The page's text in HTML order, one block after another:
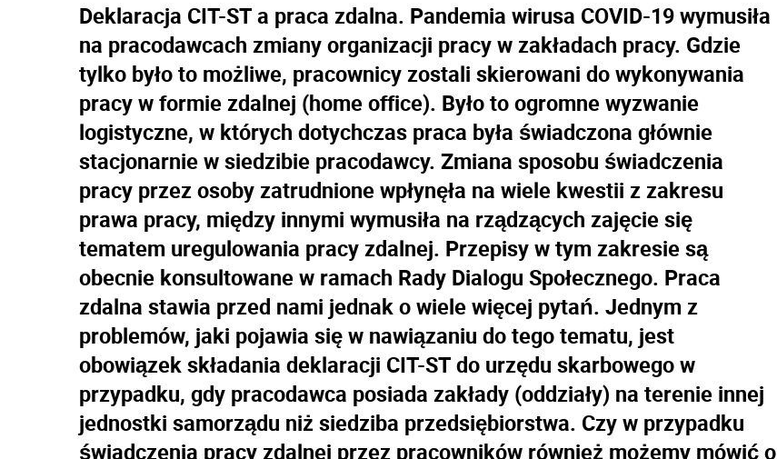
Deklaracja CIT-ST a praca zdalna. Pandemia wirusa COVID-19 wymusiła
na pracodawcach zmiany organizacji pracy w zakładach pracy. Gdzie
tylko było to możliwe, pracownicy zostali skierowani do wykonywania
pracy w formie zdalnej (home office). Było to ogromne wyzwanie
logistyczne, w których dotychczas praca była świadczona głównie
stacjonarnie w siedzibie pracodawcy. Zmiana sposobu świadczenia
pracy przez osoby zatrudnione wpłynęła na wiele kwestii z zakresu
prawa pracy, między innymi wymusiła na rządzących zajęcie się
tematem uregulowania pracy zdalnej. Przepisy w tym zakresie są
obecnie konsultowane w ramach Rady Dialogu Społecznego. Praca
zdalna stawia przed nami jednak o wiele więcej pytań. Jednym z
problemów, jaki pojawia się w nawiązaniu do tego tematu, jest
obowiązek składania deklaracji CIT-ST do urzędu skarbowego w
przypadku, gdy pracodawca posiada zakłady (oddziały) na terenie innej
jednostki samorządu niż siedziba przedsiębiorstwa. Czy w przypadku
świadczenia pracy zdalnej przez pracowników również możemy mówić o